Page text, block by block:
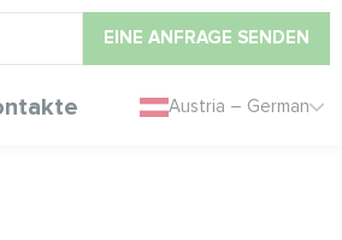
EINE ANFRAGE SENDEN
Austria – German